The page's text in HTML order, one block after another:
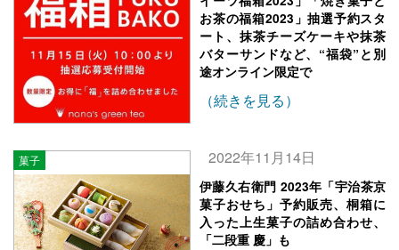
お茶の福箱2023」抽選予約スタ
ート、抹茶チーズケーキや抹茶
バターサンドなど、“福袋”と別
途オンライン限定で
（続きを見る）
菓子 2022年11月14日
伊藤久右衛門 2023年「宇治茶京
菓子おせち」予約販売、桐箱に
入った上生菓子の詰め合わせ、
「二段重 慶」も